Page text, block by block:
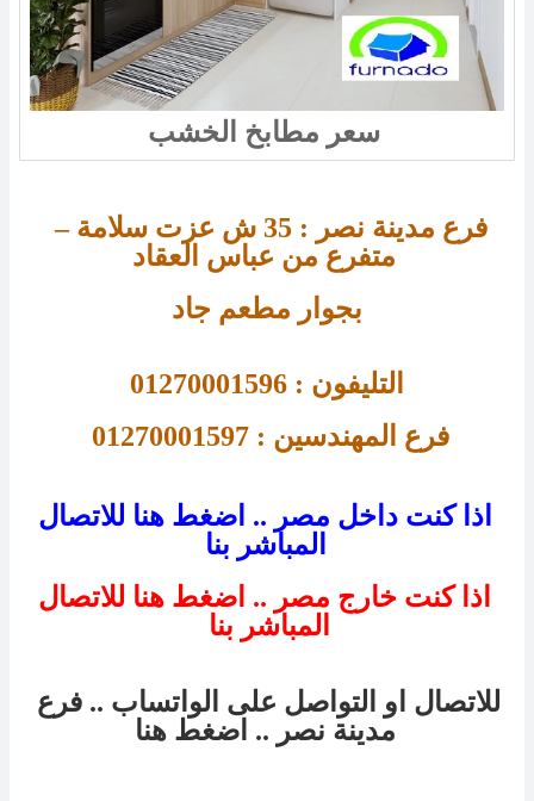
فرع مدينة نصر : 35
ش عزت سلامة –
بجوار مطعم جاد
التليفون : 01270001596
فرع المهندسين : 01270001597
اذا كنت داخل مصر .. اضغط هنا للاتصال
اذا كنت خارج مصر .. اضغط هنا للاتصال
المباشر بنا
للاتصال او التواصل على الواتساب .. فرع
مدينة نصر .. اضغط هنا